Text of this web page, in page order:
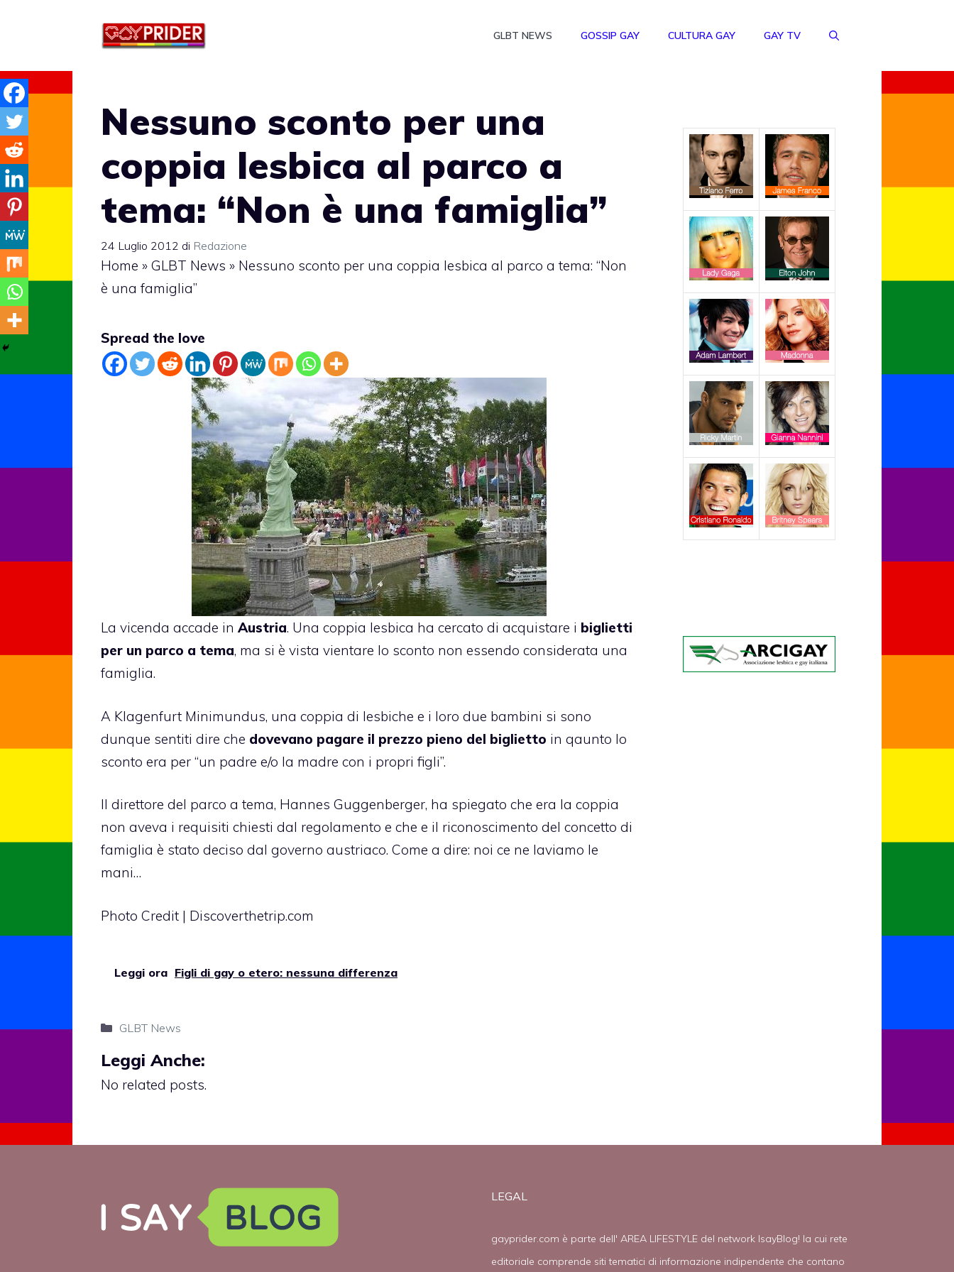
GLBT NEWS GOSSIP GAY CULTURA GAY GAY TV
Nessuno sconto per una
coppia lesbica al parco a
tema: “Non è una famiglia”
24 Luglio 2012 di Redazione
Home » GLBT News » Nessuno sconto per una coppia lesbica al parco a tema: “Non
è una famiglia”
Spread the love
La vicenda accade in Austria. Una coppia lesbica ha cercato di acquistare i biglietti
per un parco a tema, ma si è vista vientare lo sconto non essendo considerata una
famiglia.
A Klagenfurt Minimundus, una coppia di lesbiche e i loro due bambini si sono
dunque sentiti dire che dovevano pagare il prezzo pieno del biglietto in qaunto lo
sconto era per “un padre e/o la madre con i propri figli”.
Il direttore del parco a tema, Hannes Guggenberger, ha spiegato che era la coppia
non aveva i requisiti chiesti dal regolamento e che e il riconoscimento del concetto di
famiglia è stato deciso dal governo austriaco. Come a dire: noi ce ne laviamo le
mani…
Photo Credit | Discoverthetrip.com
Leggi ora Figli di gay o etero: nessuna differenza
Categorie
GLBT News
Leggi Anche:
No related posts.
LEGAL
gayprider.com è parte dell' AREA LIFESTYLE del network IsayBlog! la cui rete
editoriale comprende siti tematici di informazione indipendente che contano